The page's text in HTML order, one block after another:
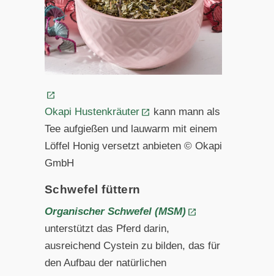
Okapi Hustenkräuter
kann mann als
Tee aufgießen und lauwarm mit einem
Löffel Honig versetzt anbieten © Okapi
GmbH
Schwefel füttern
Organischer Schwefel (MSM)
unterstützt das Pferd darin,
ausreichend Cystein zu bilden, das für
den Aufbau der natürlichen